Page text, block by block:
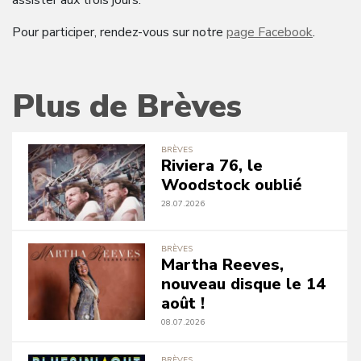
Pour participer, rendez-vous sur notre page Facebook.
Plus de Brèves
BRÈVES
Riviera 76, le
Woodstock oublié
28.07.2026
BRÈVES
Martha Reeves,
nouveau disque le 14
août !
08.07.2026